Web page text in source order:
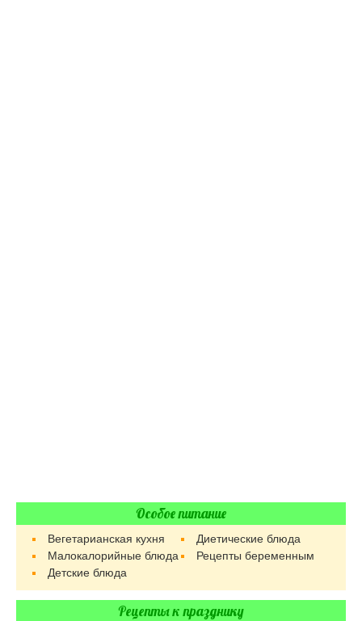
Особое питание
Вегетарианская кухня
Диетические блюда
Малокалорийные блюда
Рецепты беременным
Детские блюда
Рецепты к празднику